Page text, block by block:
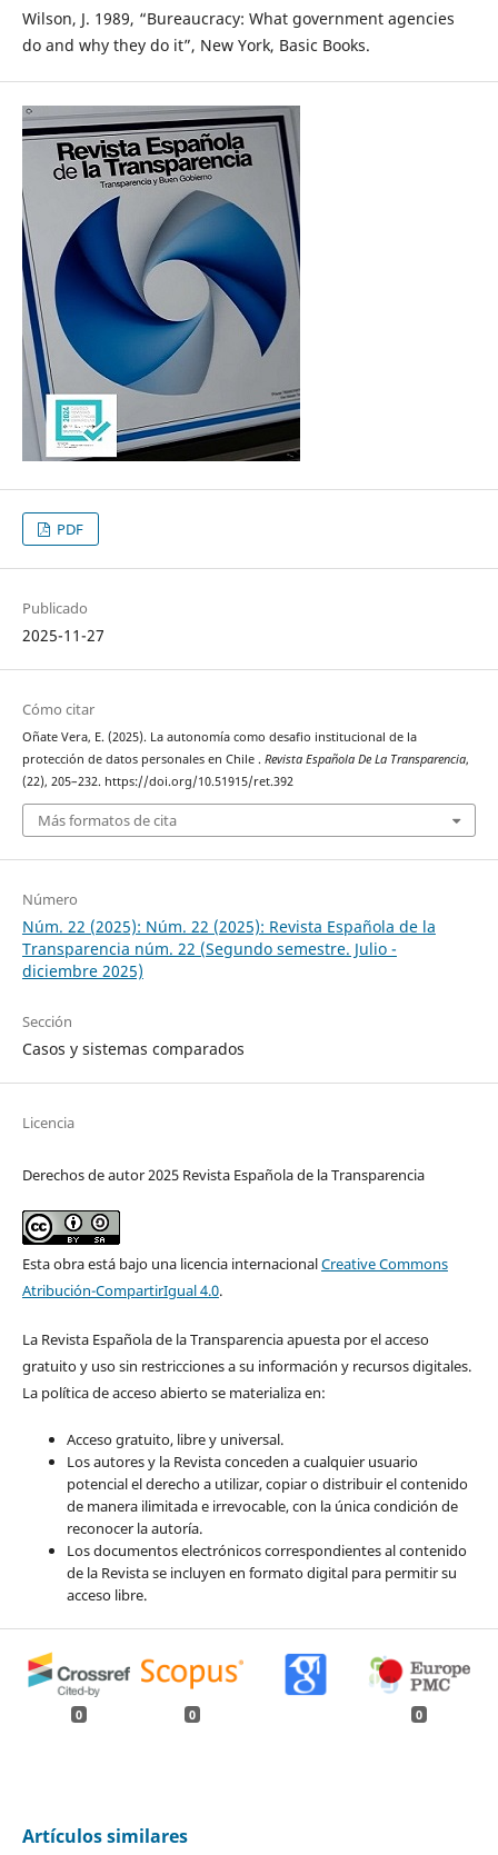
Wilson, J. 1989, “Bureaucracy: What government agencies
do and why they do it”, New York, Basic Books.
PDF
Publicado
2025-11-27
Cómo citar
Oñate Vera, E. (2025). La autonomía como desafio institucional de la
protección de datos personales en Chile . Revista Española De La Transparencia,
(22), 205–232. https://doi.org/10.51915/ret.392
Más formatos de cita
Número
Núm. 22 (2025): Núm. 22 (2025): Revista Española de la
Transparencia núm. 22 (Segundo semestre. Julio -
diciembre 2025)
Sección
Casos y sistemas comparados
Licencia
Derechos de autor 2025 Revista Española de la Transparencia
Esta obra está bajo una licencia internacionalCreative Commons
Atribución-CompartirIgual 4.0.
La Revista Española de la Transparencia apuesta por el acceso
gratuito y uso sin restricciones a su información y recursos digitales.
La política de acceso abierto se materializa en:
Acceso gratuito, libre y universal.
Los autores y la Revista conceden a cualquier usuario
potencial el derecho a utilizar, copiar o distribuir el contenido
de manera ilimitada e irrevocable, con la única condición de
reconocer la autoría.
Los documentos electrónicos correspondientes al contenido
de la Revista se incluyen en formato digital para permitir su
acceso libre.
0 0 0
Artículos similares